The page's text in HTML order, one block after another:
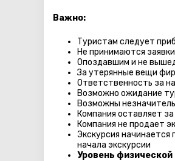
Важно:
Туристам следует
Не принимаются
Опоздавшим и не
За утерянные вещи
Ответственность за
Возможно ожидание
Возможны
Компания оставляет
Компания не продает
Экскурсия
начала экскурсии
Уровень физической